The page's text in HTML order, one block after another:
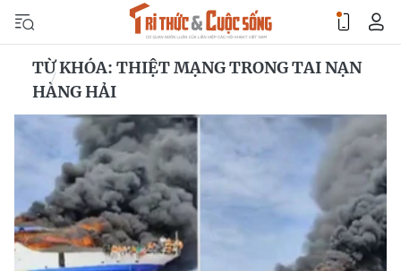
TỪ KHÓA: THIỆT MẠNG TRONG TAI NẠN
HÀNG HẢI